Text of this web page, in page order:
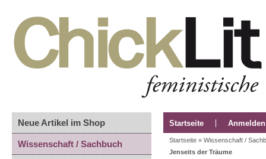
Neue Artikel im Shop
Wissenschaft / Sachbuch
Startseite Anmelden
Startseite » Wissenschaft /
Jenseits der Träume